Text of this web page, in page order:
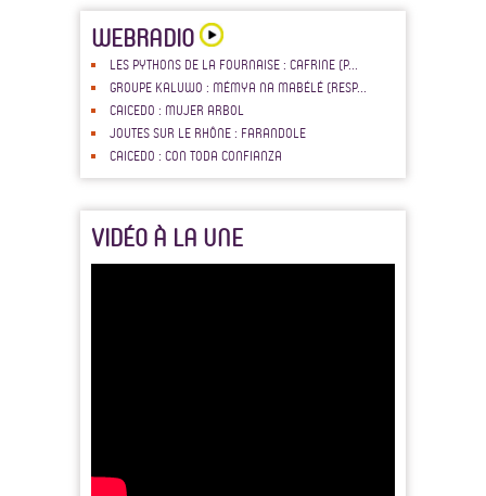
WEBRADIO
LES PYTHONS DE LA FOURNAISE : CAFRINE (P...
GROUPE KALUWO : MÉMYA NA MABÉLÉ (RESP...
CAICEDO : MUJER ARBOL
JOUTES SUR LE RHÔNE : FARANDOLE
CAICEDO : CON TODA CONFIANZA
VIDÉO À LA UNE